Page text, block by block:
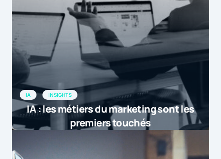
IA INSIGHTS
IA : les métiers du marketing sont les
premiers touchés